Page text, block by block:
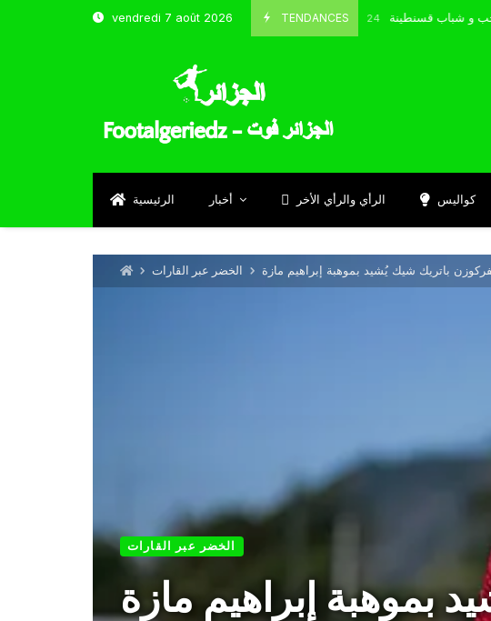
vendredi 7 août 2026 TENDANCES
Octobre 8, 2024 مع المنتخب و شباب قسنطينة
الرئيسية أخبار الرأي والرأي الأخر كواليس
الخضر عبر القارات باتريك شيك يُشيد بموهبة إبراهيم مازة
الخضر عبر القارات
بموهبة إبراهيم مازة